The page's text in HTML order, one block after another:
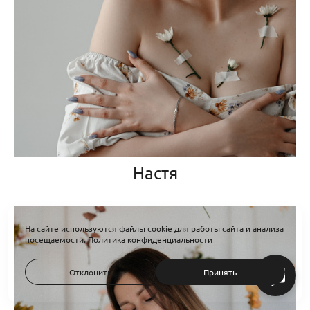
Настя
На сайте используются файлы cookie для работы сайта и анализа
посещаемости.Политика конфиденциальности
Отклонить Принять